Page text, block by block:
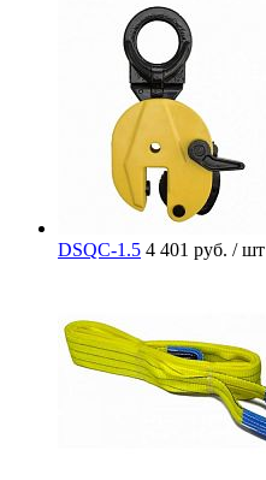
DSQC-1.5 4 401 руб. / шт